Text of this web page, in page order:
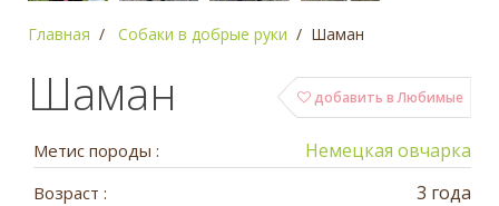
Главная Собаки в добрые руки Шаман
добавить в Любимые
Шаман
Метис породы : Немецкая овчарка
Возраст : 3 года